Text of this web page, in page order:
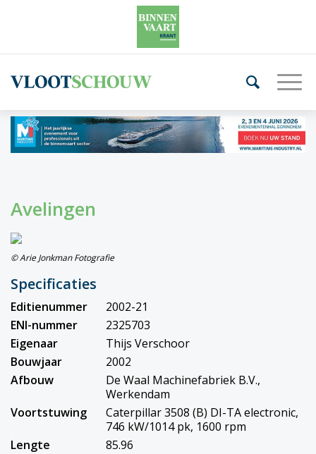
Avelingen
© Arie Jonkman Fotografie
Specificaties
Editienummer
2002-21
ENI-nummer
2325703
Eigenaar
Thijs Verschoor
Bouwjaar
2002
Afbouw
De Waal Machinefabriek B.V.,
Werkendam
Voortstuwing
Caterpillar 3508 (B) DI-TA electronic,
746 kW/1014 pk, 1600 rpm
Lengte
85.96